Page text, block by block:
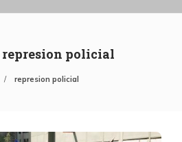
represion policial
represion policial